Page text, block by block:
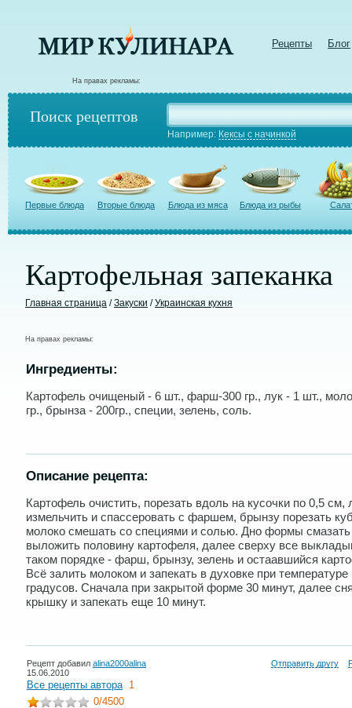
Рецепты Блог
На правах рекламы:
Поиск рецептов
Например: Кексы с начинкой
Первые блюда Вторые блюда Блюда из мяса Блюда из рыбы
Картофельная запеканка
Главная страница /Закуски /Украинская кухня
На правах рекламы:
Ингредиенты:
Картофель очищеный - 6 шт., фарш-300 гр., лук - 1 шт.,
гр., брынза - 200гр., специи, зелень, соль.
Описание рецепта:
Картофель очистить, порезать вдоль на кусочки по 0,5 см,
измельчить и спассеровать с фаршем, брынзу порезать
молоко смешать со специями и солью. Дно формы
выложить половину картофеля, далее сверху все
таком порядке - фарш, брынзу, зелень и остаавшийся
Всё залить молоком и запекать в духовке при температуре
градусов. Сначала при закрытой форме 30 минут, далее
крышку и запекать еще 10 минут.
Рецепт добавил alina2000alina
15.06.2010
Отправить другу
Все рецепты автора 1
0/4500